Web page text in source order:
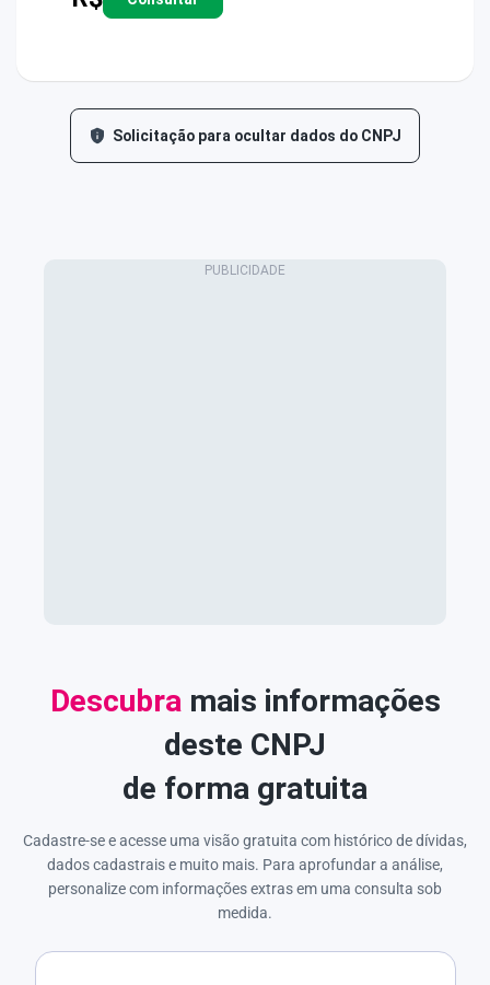
Solicitação para ocultar dados do CNPJ
Descubra mais informações
deste CNPJ
de forma gratuita
Cadastre-se e acesse uma visão gratuita com histórico de dívidas,
dados cadastrais e muito mais. Para aprofundar a análise,
personalize com informações extras em uma consulta sob
medida.